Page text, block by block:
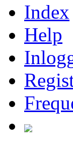
Index
Help